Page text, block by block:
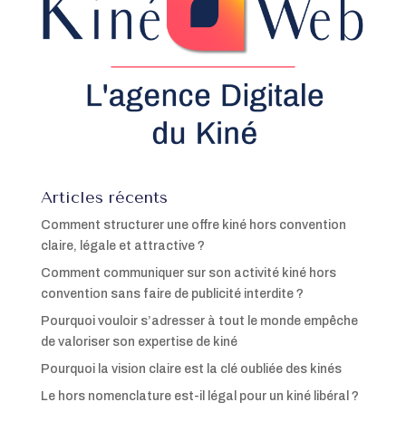
Articles récents
Comment structurer une offre kiné hors convention
claire, légale et attractive ?
Comment communiquer sur son activité kiné hors
convention sans faire de publicité interdite ?
Pourquoi vouloir s’adresser à tout le monde empêche
de valoriser son expertise de kiné
Pourquoi la vision claire est la clé oubliée des kinés
Le hors nomenclature est-il légal pour un kiné libéral ?